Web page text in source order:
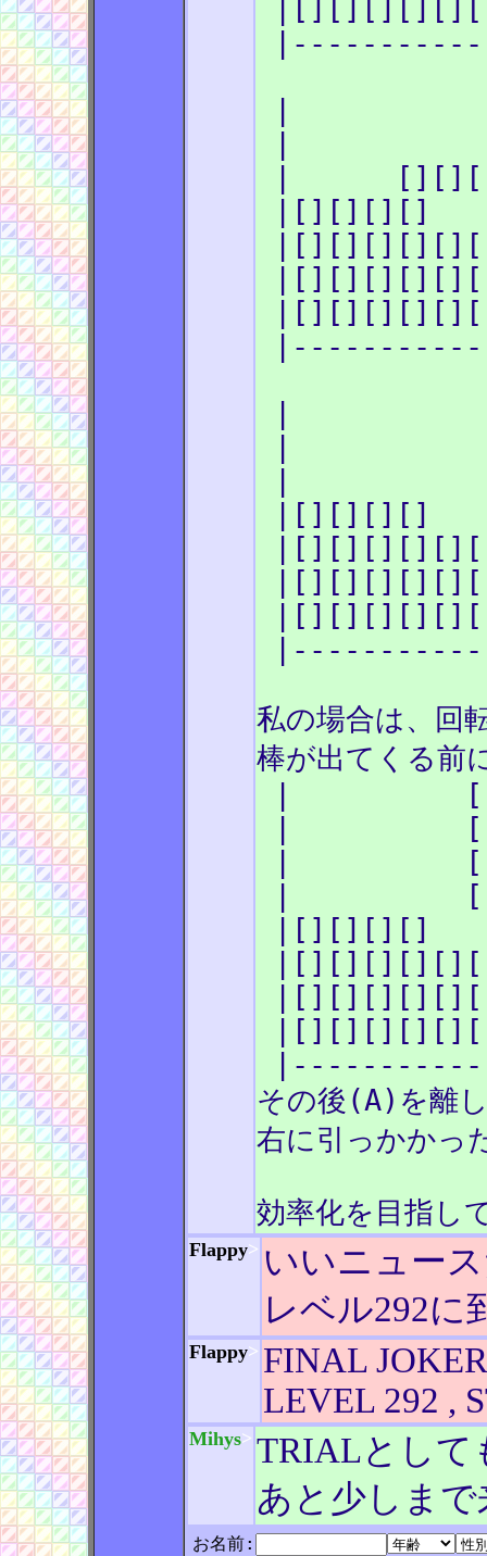
|
私の場合は、回
棒が出てくる前
|
|
|
|
その後(A)を離
右に引っかかっ
効率化を目指し
Flappy> いいニュー
レベル292に
Flappy> FINAL JOKER
LEVEL 292 ,
Mihys> TRIALとして
あと少しま
お名前: